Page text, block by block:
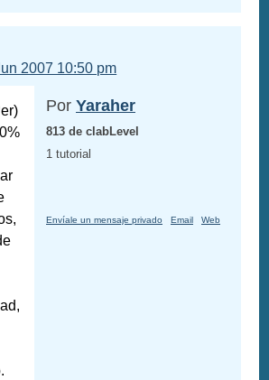
2007 10:50 pm
Por Yaraher
813 de clabLevel
1 tutorial
Envíale un mensaje privado Email Web